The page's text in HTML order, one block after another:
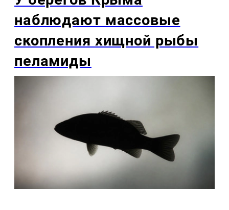
наблюдают массовые
скопления хищной рыбы
пеламиды